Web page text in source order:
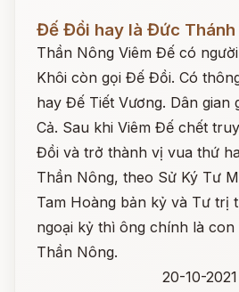
Đọc ngay
Đế Đồi hay là Đức Thánh
Thần Nông Viêm Đế có
Khôi còn gọi Đế Đồi. Có
hay Đế Tiết Vương. Dân gian
Cả. Sau khi Viêm Đế chết
Đồi và trở thành vị vua thứ
Thần Nông, theo Sử Ký Tư
Tam Hoàng bản kỷ và Tư trị
ngoại kỷ thì ông chính là
Thần Nông.
20-10-2021